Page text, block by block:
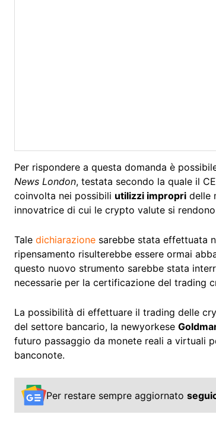
Per rispondere a questa domanda è
News London, testata secondo la quale il
coinvolta nei possibili utilizzi impropri delle
innovatrice di cui le crypto valute si
Tale dichiarazione sarebbe stata effettuata
ripensamento risulterebbe essere ormai
questo nuovo strumento sarebbe stata
necessarie per la certificazione del trading
La possibilità di effettuare il trading delle
del settore bancario, la newyorkese
futuro passaggio da monete reali a virtuali
banconote.
Per restare sempre aggiornato